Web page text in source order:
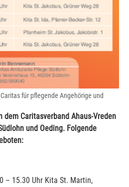
für pflegende Angehörige und
dem Caritasverband Ahaus-Vreden
und Oeding. Folgende
– 15.30 Uhr Kita St. Martin,